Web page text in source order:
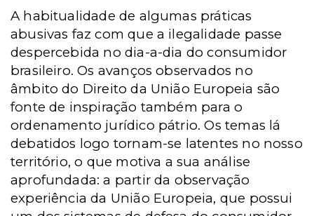
A habitualidade de algumas práticas
abusivas faz com que a ilegalidade passe
despercebida no dia-a-dia do consumidor
brasileiro. Os avanços observados no
âmbito do Direito da União Europeia são
fonte de inspiração também para o
ordenamento jurídico pátrio. Os temas lá
debatidos logo tornam-se latentes no nosso
território, o que motiva a sua análise
aprofundada: a partir da observação
experiência da União Europeia, que possui